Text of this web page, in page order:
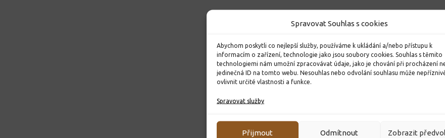
Spravovat Souhlas s cookies
Abychom poskytli co nejlepší služby, používáme k ukládání a/nebo přístupu k
informacím o zařízení, technologie jako jsou soubory cookies. Souhlas s těmito
technologiemi nám umožní zpracovávat údaje, jako je chování při procházení
jedinečná ID na tomto webu. Nesouhlas nebo odvolání souhlasu může
ovlivnit určité vlastnosti a funkce.
Spravovat služby
Přijmout Odmítnout Zobrazit